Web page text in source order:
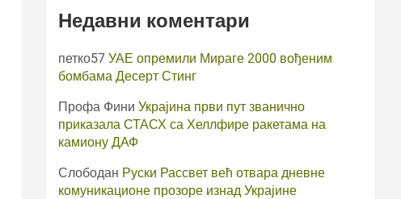
Недавни коментари
петко57 УАЕ опремили Мираге 2000 вођеним
бомбама Десерт Стинг
Профа Фини Украјина први пут званично
приказала СТАСХ са Хеллфире ракетама на
камиону ДАФ
Слободан Руски Рассвет већ отвара дневне
комуникационе прозоре изнад Украјине